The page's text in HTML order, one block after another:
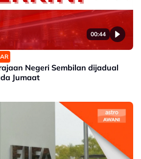
00:44
Negeri Sembilan dijadual
Jumaat